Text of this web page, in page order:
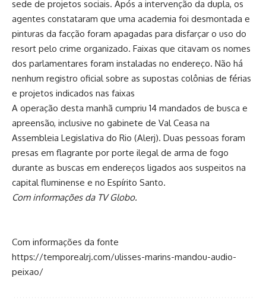
sede de projetos sociais. Após a intervenção da dupla, os
agentes constataram que uma academia foi desmontada e
pinturas da facção foram apagadas para disfarçar o uso do
resort pelo crime organizado. Faixas que citavam os nomes
dos parlamentares foram instaladas no endereço. Não há
nenhum registro oficial sobre as supostas colônias de férias
e projetos indicados nas faixas
A operação desta manhã cumpriu 14 mandados de busca e
apreensão, inclusive no gabinete de Val Ceasa na
Assembleia Legislativa do Rio (Alerj). Duas pessoas foram
presas em flagrante por porte ilegal de arma de fogo
durante as buscas em endereços ligados aos suspeitos na
capital fluminense e no Espírito Santo.
Com informações da TV Globo.
Com informações da fonte
https://temporealrj.com/ulisses-marins-mandou-audio-
peixao/